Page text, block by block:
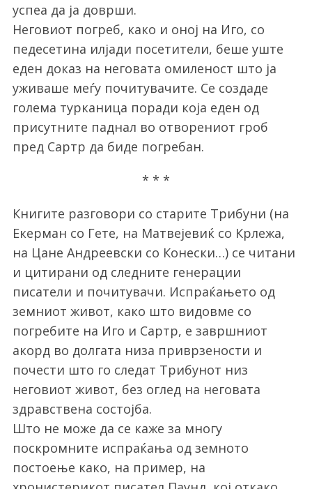
успеа да ја доврши.
Неговиот погреб, како и оној на Иго, со
педесетина илјади посетители, беше уште
еден доказ на неговата омиленост што ја
уживаше меѓу почитувачите. Се создаде
голема турканица поради која еден од
присутните паднал во отворениот гроб
пред Сартр да биде погребан.
* * *
Книгите разговори со старите Трибуни (на
Екерман со Гете, на Матвејевиќ со Крлежа,
на Цане Андреевски со Конески…) се читани
и цитирани од следните генерации
писатели и почитувачи. Испраќањето од
земниот живот, како што видовме со
погребите на Иго и Сартр, е завршниот
акорд во долгата низа приврзености и
почести што го следат Трибунот низ
неговиот живот, без оглед на неговата
здравствена состојба.
Што не може да се каже за многу
поскромните испраќања од земното
постоење како, на пример, на